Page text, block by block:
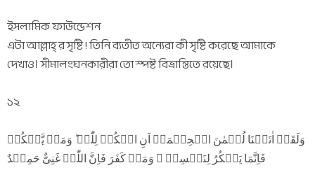
ইসলামিক ফাউন্ডেশন
এটা আল্লাহ্ র সৃষ্টি ! তিনি ব্যতীত অন্যেরা কী সৃষ্টি করেছে আমাকে
দেখাও। সীমালংঘনকারীরা তো স্পষ্ট বিভ্রান্তিতে রয়েছে।
১২
وَلَقَدۡ اٰتَیۡنَا لُقۡمٰنَ الۡحِکۡمَۃَ اَنِ اشۡکُرۡ لِلّٰہِ ؕ وَمَنۡ یَّشۡکُرۡ
فَاِنَّمَا یَشۡکُرُ لِنَفۡسِہٖ ۚ وَمَنۡ کَفَرَ فَاِنَّ اللّٰہَ غَنِیٌّ حَمِیۡدٌ